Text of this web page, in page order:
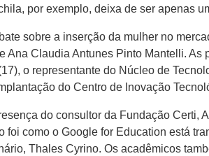
por exemplo, deixa de ser apenas
sobre a inserção da mulher no
Ana Claudia Antunes Pinto Mantelli.
o representante do Núcleo de
do Centro de Inovação
do consultor da Fundação Certi,
como o Google for Education está
Thales Cyrino. Os acadêmicos